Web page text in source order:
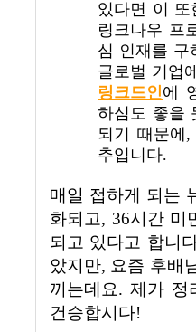
있다면 이 또
링크나우 프
심 인재를 구
글로벌 기업
링크드인에
하심도 좋을
되기 때문에
추입니다.
매일 접하게 되는
화되고, 36시간 미
되고 있다고 합니
았지만, 요즘 후배
끼는데요. 제가 정
건승합시다!